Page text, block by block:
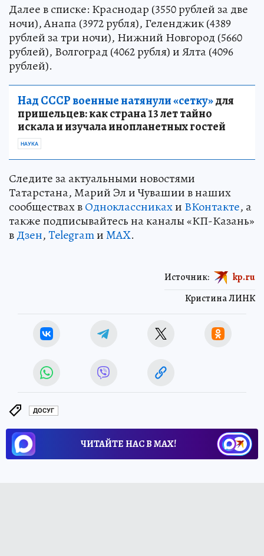
Далее в списке: Краснодар (3550 рублей за две
ночи), Анапа (3972 рубля), Геленджик (4389
рублей за три ночи), Нижний Новгород (5660
рублей), Волгоград (4062 рубля) и Ялта (4096
рублей).
Над СССР военные натянули «сетку»для
пришельцев: как страна 13 лет тайно
искала и изучала инопланетных гостей
НАУКА
Следите за актуальными новостями
Татарстана, Марий Эл и Чувашии в наших
сообществах вОдноклассникахи ВКонтакте, а
также подписывайтесь на каналы «КП-Казань»
вДзен,TelegramиMAX.
Кристина ЛИНК
Источник: kp.ru
ДОСУГ
ЧИТАЙТЕ НАС В МАХ!